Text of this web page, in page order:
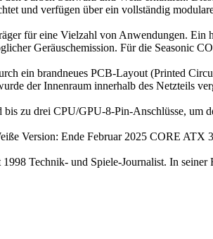
und verfügen über ein vollständig
für eine Vielzahl von Anwendungen.
Geräuschemission. Für die Seasonic
ein brandneues PCB-Layout (Printed
der Innenraum innerhalb des Netzteils
zu drei CPU/GPU-8-Pin-Anschlüsse, um
Version: Ende Februar 2025 CORE ATX
Technik- und Spiele-Journalist. In